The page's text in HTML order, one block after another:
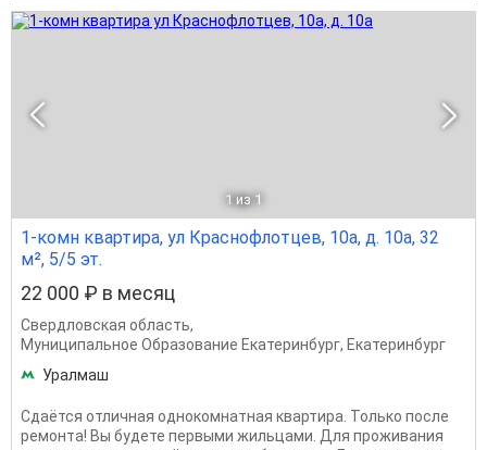
1 из 1
1-комн квартира, ул Краснофлотцев, 10а, д. 10а, 32
м², 5/5 эт.
22 000 ₽ в месяц
Свердловская область,
Муниципальное Образование Екатеринбург, Екатеринбург
Уралмаш
Сдаётся отличная однокомнатная квартира. Только после
ремонта! Вы будете первыми жильцами. Для проживания